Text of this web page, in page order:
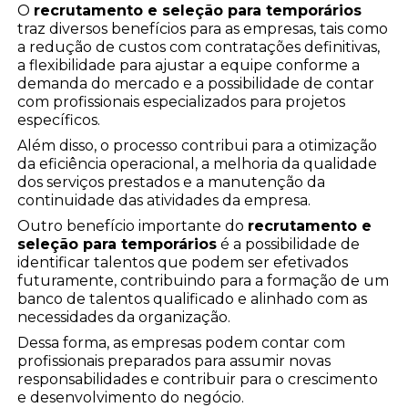
O recrutamento e seleção para temporários
traz diversos benefícios para as empresas, tais como
a redução de custos com contratações definitivas,
a flexibilidade para ajustar a equipe conforme a
demanda do mercado e a possibilidade de contar
com profissionais especializados para projetos
específicos.
Além disso, o processo contribui para a otimização
da eficiência operacional, a melhoria da qualidade
dos serviços prestados e a manutenção da
continuidade das atividades da empresa.
Outro benefício importante do recrutamento e
seleção para temporários é a possibilidade de
identificar talentos que podem ser efetivados
futuramente, contribuindo para a formação de um
banco de talentos qualificado e alinhado com as
necessidades da organização.
Dessa forma, as empresas podem contar com
profissionais preparados para assumir novas
responsabilidades e contribuir para o crescimento
e desenvolvimento do negócio.